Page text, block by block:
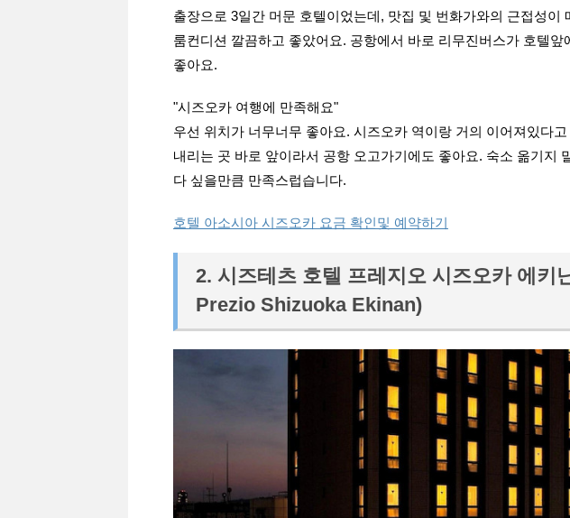
출장으로 3일간 머문 호텔이었는데, 맛집 및 번화가와의 근접성이
룸컨디션 깔끔하고 좋았어요. 공항에서 바로 리무진버스가 호텔앞
좋아요.
"시즈오카 여행에 만족해요"
우선 위치가 너무너무 좋아요. 시즈오카 역이랑 거의 이어져있다
내리는 곳 바로 앞이라서 공항 오고가기에도 좋아요. 숙소 옮기지
다 싶을만큼 만족스럽습니다.
호텔 아소시아 시즈오카 요금 확인및 예약하기
2. 시즈테츠 호텔 프레지오 시즈오카 에키
Prezio Shizuoka Ekinan)